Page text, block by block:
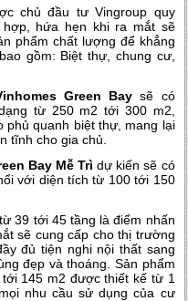
chủ đầu tư Vingroup quy
hứa hẹn khi ra mắt sẽ
phẩm chất lượng để khẳng
gồm: Biệt thự, chung cư,
Green Baysẽ có
từ 250 m2 tới 300 m2,
phủ quanh biệt thự, mang lại
tĩnh cho gia chủ.
Bay Mễ Trì dự kiến sẽ có
với diện tích từ 100 tới 150
39 tới 45 tầng là điểm nhấn
sẽ cung cấp cho thị trường
đủ tiện nghi nội thất sang
đẹp và thoáng. Sản phẩm
145 m2 được thiết kế từ 1
nhu cầu sử dụng của cư